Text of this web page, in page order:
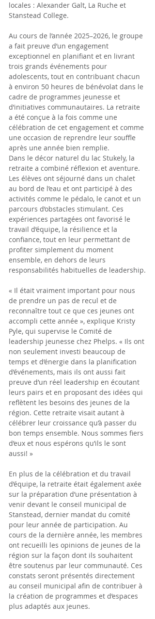
locales : Alexander Galt, La Ruche et
Stanstead College.
Au cours de l’année 2025–2026, le groupe
a fait preuve d’un engagement
exceptionnel en planifiant et en livrant
trois grands événements pour
adolescents, tout en contribuant chacun
à environ 50 heures de bénévolat dans le
cadre de programmes jeunesse et
d’initiatives communautaires. La retraite
a été conçue à la fois comme une
célébration de cet engagement et comme
une occasion de reprendre leur souffle
après une année bien remplie.
Dans le décor naturel du lac Stukely, la
retraite a combiné réflexion et aventure.
Les élèves ont séjourné dans un chalet
au bord de l’eau et ont participé à des
activités comme le pédalo, le canot et un
parcours d’obstacles stimulant. Ces
expériences partagées ont favorisé le
travail d’équipe, la résilience et la
confiance, tout en leur permettant de
profiter simplement du moment
ensemble, en dehors de leurs
responsabilités habituelles de leadership.
« Il était vraiment important pour nous
de prendre un pas de recul et de
reconnaître tout ce que ces jeunes ont
accompli cette année », explique Kristy
Pyle, qui supervise le Comité de
leadership jeunesse chez Phelps. « Ils ont
non seulement investi beaucoup de
temps et d’énergie dans la planification
d’événements, mais ils ont aussi fait
preuve d’un réel leadership en écoutant
leurs pairs et en proposant des idées qui
reflètent les besoins des jeunes de la
région. Cette retraite visait autant à
célébrer leur croissance qu’à passer du
bon temps ensemble. Nous sommes fiers
d’eux et nous espérons qu’ils le sont
aussi! »
En plus de la célébration et du travail
d’équipe, la retraite était également axée
sur la préparation d’une présentation à
venir devant le conseil municipal de
Stanstead, dernier mandat du comité
pour leur année de participation. Au
cours de la dernière année, les membres
ont recueilli les opinions de jeunes de la
région sur la façon dont ils souhaitent
être soutenus par leur communauté. Ces
constats seront présentés directement
au conseil municipal afin de contribuer à
la création de programmes et d’espaces
plus adaptés aux jeunes.